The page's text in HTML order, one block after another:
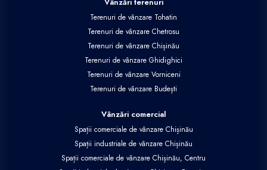
Terenuri de vânzare Tohatin
Terenuri de vânzare Chetrosu
Terenuri de vânzare Chișinău
Terenuri de vânzare Ghidighici
Terenuri de vânzare Vorniceni
Terenuri de vânzare Budești
Vânzări comercial
Spații comerciale de vânzare Chișinău
Spații industriale de vânzare Chișinău
Spații comerciale de vânzare Chișinău, Centru